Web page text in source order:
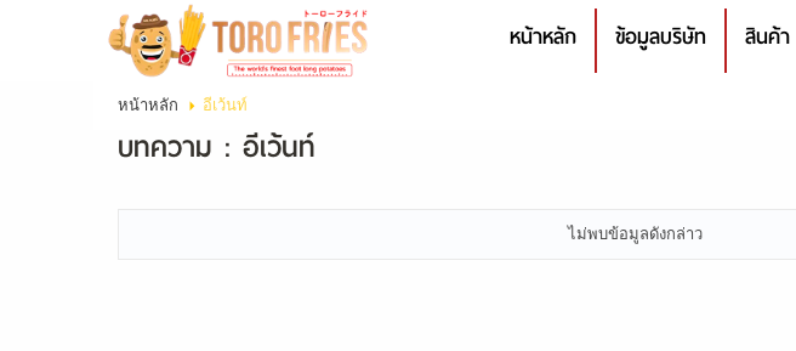
หน้าหลัก ข้อมูลบริษัท สินค้า
หน้าหลัก อีเว้นท์
บทความ : อีเว้นท์
ไม่พบข้อมูลดังกล่าว